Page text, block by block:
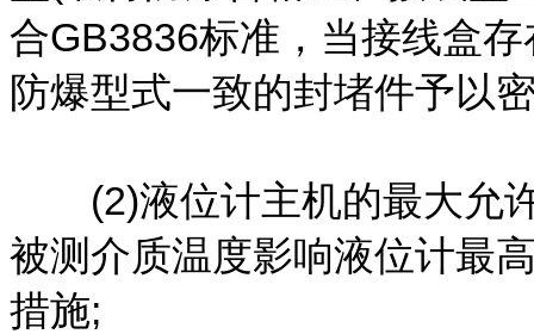
合GB3836标准，当接线盒
防爆型式一致的封堵件予以
(2)液位计主机的最大允
被测介质温度影响液位计最
措施;